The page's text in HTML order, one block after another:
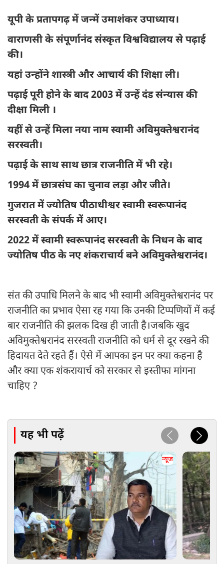
यूपी के प्रतापगढ़ में जन्में उमाशंकर उपाध्याय।
वाराणसी के संपूर्णानंद संस्कृत विश्वविद्यालय से पढ़ाई
की।
यहां उन्होंने शास्त्री और आचार्य की शिक्षा ली।
पढ़ाई पूरी होने के बाद 2003 में उन्हें दंड संन्यास की
दीक्षा मिली ।
यहीं से उन्हें मिला नया नाम स्वामी अविमुक्तेश्वरानंद
सरस्वती।
पढ़ाई के साथ साथ छात्र राजनीति में भी रहे।
1994 में छात्रसंघ का चुनाव लड़ा और जीते।
गुजरात में ज्योतिष पीठाधीश्वर स्वामी स्वरूपानंद
सरस्वती के संपर्क में आए।
2022 में स्वामी स्वरूपानंद सरस्वती के निधन के बाद
ज्योतिष पीठ के नए शंकराचार्य बने अविमुक्तेश्वरानंद।
संत की उपाधि मिलने के बाद भी स्वामी अविमुक्तेश्वरानंद पर
राजनीति का प्रभाव ऐसा रह गया कि उनकी टिप्पणियों में कई
बार राजनीति की झलक दिख ही जाती है।जबकि खुद
अविमुक्तेश्वरानंद सरस्वती राजनीति को धर्म से दूर रखने की
हिदायत देते रहते हैं। ऐसे में आपका इन पर क्या कहना है
और क्या एक शंकरायार्च को सरकार से इस्तीफा मांगना
चाहिए ?
यह भी पढ़ें
न्यूज